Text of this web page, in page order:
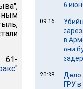
61-
6
09:16
в
они
20:38
Дело
ГРУ